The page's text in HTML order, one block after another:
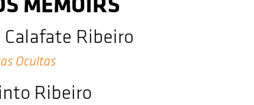
MEMOIRS
Ribeiro
Ocultas
Ribeiro